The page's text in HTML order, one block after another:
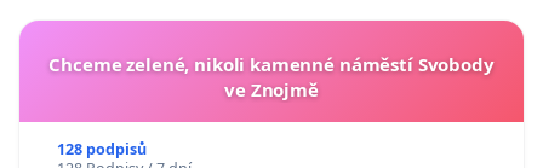
Chceme zelené, nikoli kamenné náměstí Svobody
ve Znojmě
128 podpisů